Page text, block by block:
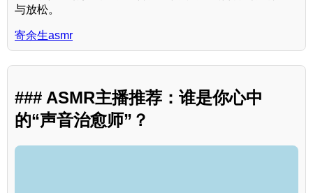
与放松。
寄余生asmr
### ASMR主播推荐：谁是你心中
的“声音治愈师”？